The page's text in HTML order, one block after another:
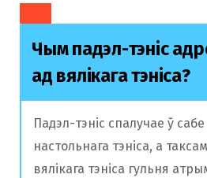
Чым падэл-тэніс
ад вялікага тэніса?
Падэл-тэніс спалучае ў
настольнага тэніса, а
вялікага тэніса гульня